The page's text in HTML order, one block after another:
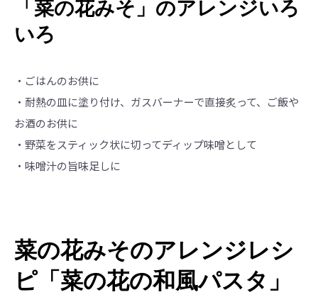
「菜の花みそ」のアレンジいろ
いろ
・ごはんのお供に
・耐熱の皿に塗り付け、ガスバーナーで直接炙って、ご飯や
お酒のお供に
・野菜をスティック状に切ってディップ味噌として
・味噌汁の旨味足しに
菜の花みそのアレンジレシ
ピ「菜の花の和風パスタ」